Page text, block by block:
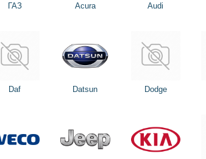
ГАЗ Acura Audi
Daf Datsun Dodge